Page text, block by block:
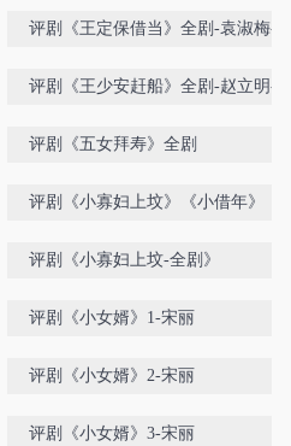
评剧《王定保借当》全剧-袁淑梅-李
评剧《王少安赶船》全剧-赵立明-王
评剧《五女拜寿》全剧
评剧《小寡妇上坟》《小借年》《朱
评剧《小寡妇上坟-全剧》
评剧《小女婿》1-宋丽
评剧《小女婿》2-宋丽
评剧《小女婿》3-宋丽